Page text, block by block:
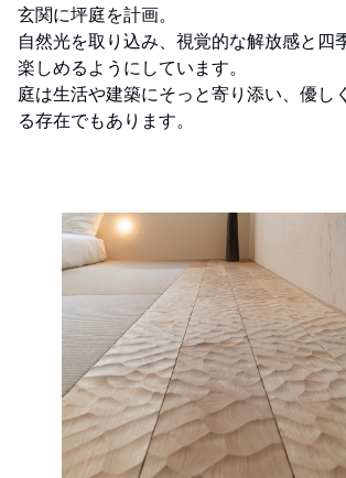
玄関に坪庭を計画。
自然光を取り込み、視覚的な解放感と四
楽しめるようにしています。
庭は生活や建築にそっと寄り添い、優し
る存在でもあります。